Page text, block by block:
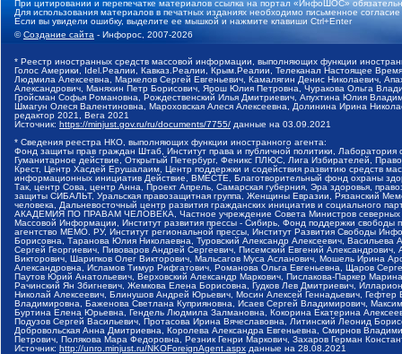
При цитировании и перепечатке материалов ссылка на портал «ИнфоШОС»
Для использования материалов в печатных изданиях необходимо письменное
Если вы увидели ошибку, выделите ее мышкой и нажмите клавиши Ctrl+Enter
©Создание сайта - Инфорос, 2007-2026
* Реестр иностранных средств массовой информации, выполняющих функции
Голос Америки, Idel.Реалии, Кавказ.Реалии, Крым.Реалии, Телеканал Настоящее
Людмила Алексеевна, Маркелов Сергей Евгеньевич, Камалягин Денис Николаевич,
Александрович, Маняхин Петр Борисович, Ярош Юлия Петровна, Чуракова Ольга
Гройсман Софья Романовна, Рождественский Илья Дмитриевич, Апухтина Юлия
Шмагун Олеся Валентиновна, Мароховская Алеся Алексеевна, Долинина Ирина
редактор 2021, Вега 2021
Источник: https://minjust.gov.ru/ru/documents/7755/ данные на 03.09.2021
* Сведения реестра НКО, выполняющих функции иностранного агента:
Фонд защиты прав граждан Штаб, Институт права и публичной политики,
Гуманитарное действие, Открытый Петербург, Феникс ПЛЮС, Лига Избирателей,
Крест, Центр Хасдей Ерушалаим, Центр поддержки и содействия развитию средств
информационных инициатив Действие, ВМЕСТЕ, Благотворительный фонд охраны
Так, центр Сова, центр Анна, Проект Апрель, Самарская губерния, Эра здоровья,
защиты СИБАЛЬТ, Уральская правозащитная группа, Женщины Евразии, Рязанский
человека, Дальневосточный центр развития гражданских инициатив и социального
АКАДЕМИЯ ПО ПРАВАМ ЧЕЛОВЕКА, Частное учреждение Совета Министров северных
Массовой Информации, Институт развития прессы - Сибирь, Фонд поддержки
агентство МЕМО. РУ, Институт региональной прессы, Институт Развития Свободы
Борисовна, Таранова Юлия Николаевна, Туровский Александр Алексеевич,
Сергей Георгиевич, Пивоваров Андрей Сергеевич, Писемский Евгений
Викторович, Шарипков Олег Викторович, Мальсагов Муса Асланович, Мошель Ирина
Александровна, Исламов Тимур Рифгатович, Романова Ольга Евгеньевна, Щаров
Паутов Юрий Анатольевич, Верховский Александр Маркович, Пислакова-Паркер
Рачинский Ян Збигневич, Жемкова Елена Борисовна, Гудков Лев Дмитриевич,
Николай Алексеевич, Блинушов Андрей Юрьевич, Мосин Алексей Геннадьевич,
Владимировна, Баженова Светлана Куприяновна, Исаев Сергей Владимирович,
Буртина Елена Юрьевна, Гендель Людмила Залмановна, Кокорина Екатерина
Подузов Сергей Васильевич, Протасова Ирина Вячеславовна, Литинский Леонид
Добровольская Анна Дмитриевна, Королева Александра Евгеньевна, Смирнов
Петрович, Полякова Мара Федоровна, Резник Генри Маркович, Захаров Герман
Источник: http://unro.minjust.ru/NKOForeignAgent.aspx данные на 28.08.2021